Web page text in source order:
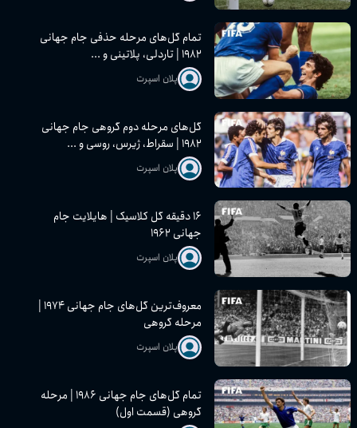
تمام گل‌های مرحله حذفی جام جهانی
۱۹۸۲ | تاردلی، پلاتینی و ...
پلان اسپرت
گل‌های مرحله دوم گروهی جام جهانی
۱۹۸۲ | سقراط، ژیرس، روسی و ...
پلان اسپرت
۱۶ دقیقه گل کلاسیک | هایلایت جام
جهانی ۱۹۶۲
پلان اسپرت
معروف‌ترین گل‌های جام جهانی ۱۹۷۴ |
مرحله گروهی
پلان اسپرت
تمام گل‌های جام جهانی ۱۹۸۶ | مرحله
گروهی (قسمت اول)